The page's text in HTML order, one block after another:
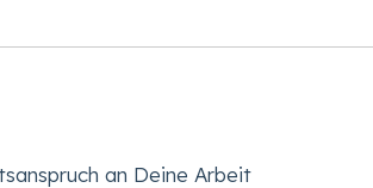
an Deine Arbeit